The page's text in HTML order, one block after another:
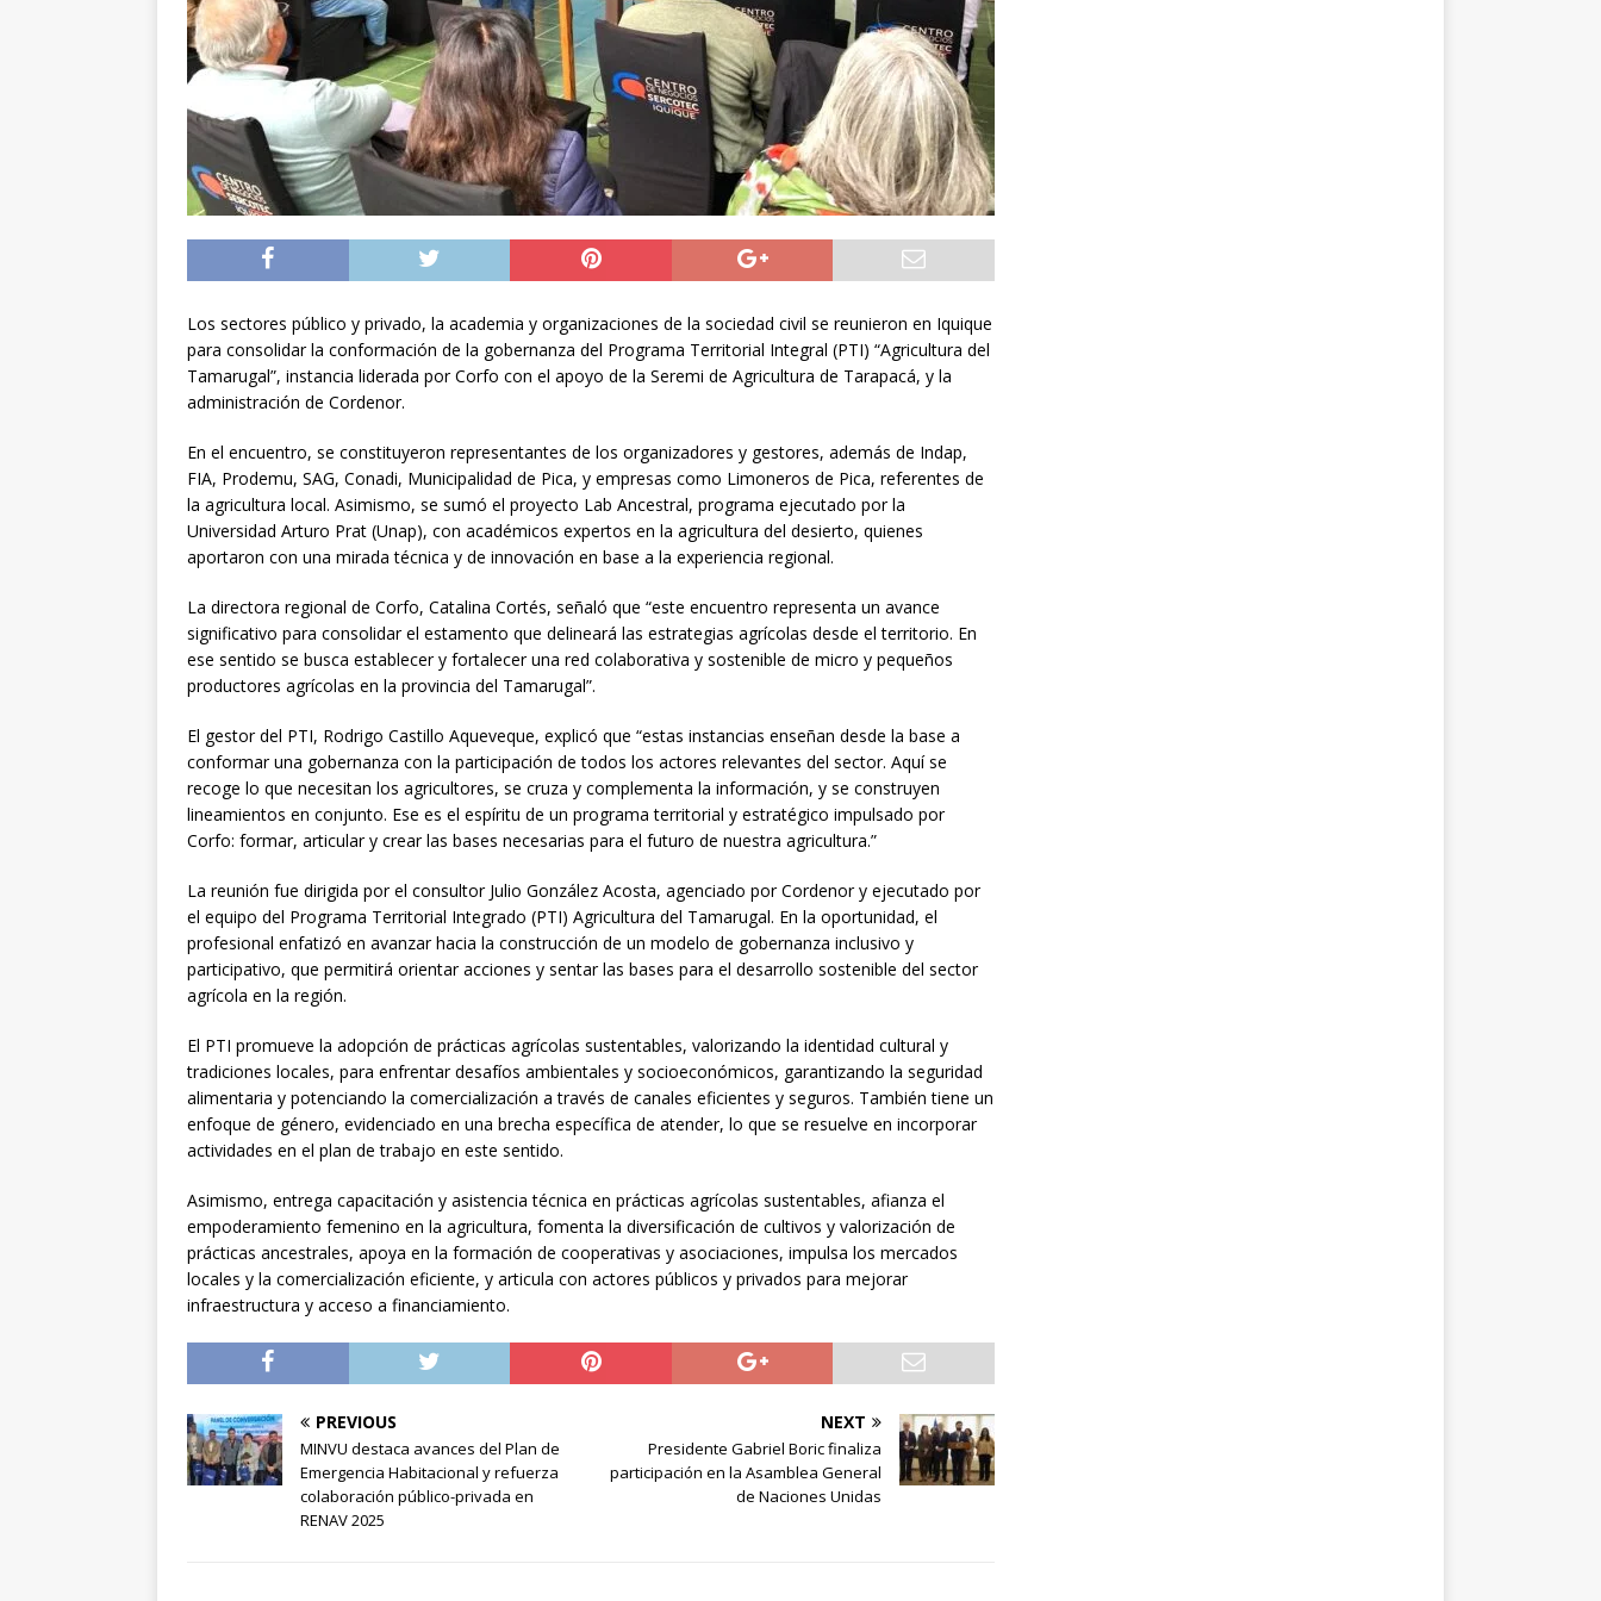
[ 04/08/2026 ] Ministros de la Unión Europea acuerdan reforzar fronteras, retornos y
sistema de alerta temprana tras la crisis en Ceuta
INTERNACIONAL
[ 04/08/2026 ] Precio del cobre alcanzó un nuevo máximo histórico
NACIONAL
[ 05/08/2026 ] Sueldos millonarios en el Gobierno: 46 funcionarios de
superintendencias ganan igual o más que el presidente Kast
DEPORTES
Los sectores público y privado, la academia y organizaciones de la sociedad civil se reunieron en Iquique
para consolidar la conformación de la gobernanza del Programa Territorial Integral (PTI) “Agricultura del
Tamarugal”, instancia liderada por Corfo con el apoyo de la Seremi de Agricultura de Tarapacá, y la
administración de Cordenor.
En el encuentro, se constituyeron representantes de los organizadores y gestores, además de Indap,
FIA, Prodemu, SAG, Conadi, Municipalidad de Pica, y empresas como Limoneros de Pica, referentes de
la agricultura local. Asimismo, se sumó el proyecto Lab Ancestral, programa ejecutado por la
Universidad Arturo Prat (Unap), con académicos expertos en la agricultura del desierto, quienes
aportaron con una mirada técnica y de innovación en base a la experiencia regional.
La directora regional de Corfo, Catalina Cortés, señaló que “este encuentro representa un avance
significativo para consolidar el estamento que delineará las estrategias agrícolas desde el territorio. En
ese sentido se busca establecer y fortalecer una red colaborativa y sostenible de micro y pequeños
productores agrícolas en la provincia del Tamarugal”.
El gestor del PTI, Rodrigo Castillo Aqueveque, explicó que “estas instancias enseñan desde la base a
conformar una gobernanza con la participación de todos los actores relevantes del sector. Aquí se
recoge lo que necesitan los agricultores, se cruza y complementa la información, y se construyen
lineamientos en conjunto. Ese es el espíritu de un programa territorial y estratégico impulsado por
Corfo: formar, articular y crear las bases necesarias para el futuro de nuestra agricultura.”
La reunión fue dirigida por el consultor Julio González Acosta, agenciado por Cordenor y ejecutado por
el equipo del Programa Territorial Integrado (PTI) Agricultura del Tamarugal. En la oportunidad, el
profesional enfatizó en avanzar hacia la construcción de un modelo de gobernanza inclusivo y
participativo, que permitirá orientar acciones y sentar las bases para el desarrollo sostenible del sector
agrícola en la región.
El PTI promueve la adopción de prácticas agrícolas sustentables, valorizando la identidad cultural y
tradiciones locales, para enfrentar desafíos ambientales y socioeconómicos, garantizando la seguridad
alimentaria y potenciando la comercialización a través de canales eficientes y seguros. También tiene un
enfoque de género, evidenciado en una brecha específica de atender, lo que se resuelve en incorporar
actividades en el plan de trabajo en este sentido.
Asimismo, entrega capacitación y asistencia técnica en prácticas agrícolas sustentables, afianza el
empoderamiento femenino en la agricultura, fomenta la diversificación de cultivos y valorización de
prácticas ancestrales, apoya en la formación de cooperativas y asociaciones, impulsa los mercados
locales y la comercialización eficiente, y articula con actores públicos y privados para mejorar
infraestructura y acceso a financiamiento.
PREVIOUS
MINVU destaca avances del Plan de
Emergencia Habitacional y refuerza
colaboración público-privada en
RENAV 2025
NEXT
Presidente Gabriel Boric finaliza
participación en la Asamblea General
de Naciones Unidas